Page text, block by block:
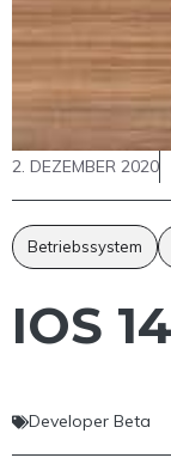
2. DEZEMBER 2020
Betriebssystem
IOS
Developer Beta